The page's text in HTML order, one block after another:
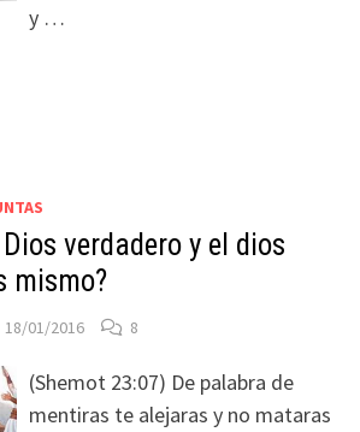
y …
Dios verdadero y el dios
mismo?
18/01/2016 8
(Shemot 23:07) De palabra de
mentiras te alejaras y no mataras